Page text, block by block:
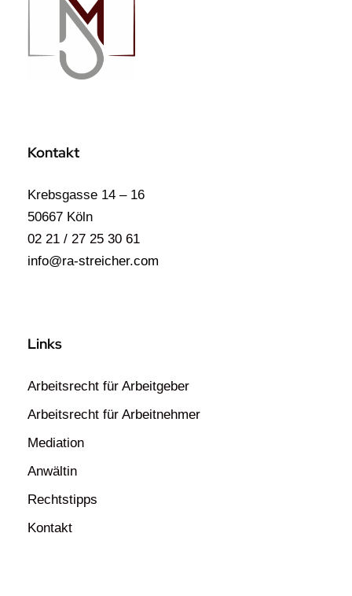
Kontakt
Krebsgasse 14 – 16
50667 Köln
02 21 / 27 25 30 61
info@ra-streicher.com
Links
Arbeitsrecht für Arbeitgeber
Arbeitsrecht für Arbeitnehmer
Mediation
Anwältin
Rechtstipps
Kontakt